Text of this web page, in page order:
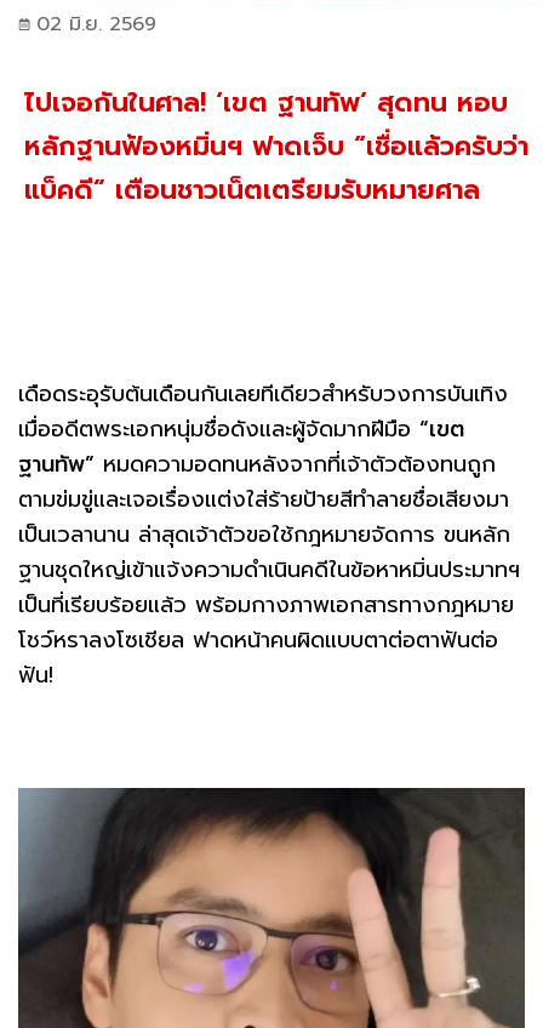
02 มิ.ย. 2569
ไปเจอกันในศาล! ‘เขต ฐานทัพ’ สุดทน หอบ
หลักฐานฟ้องหมิ่นฯ ฟาดเจ็บ “เชื่อแล้วครับว่า
แบ็คดี” เตือนชาวเน็ตเตรียมรับหมายศาล
เดือดระอุรับต้นเดือนกันเลยทีเดียวสำหรับวงการบันเทิง
เมื่ออดีตพระเอกหนุ่มชื่อดังและผู้จัดมากฝีมือ “เขต
ฐานทัพ” หมดความอดทนหลังจากที่เจ้าตัวต้องทนถูก
ตามข่มขู่และเจอเรื่องแต่งใส่ร้ายป้ายสีทำลายชื่อเสียงมา
เป็นเวลานาน ล่าสุดเจ้าตัวขอใช้กฎหมายจัดการ ขนหลัก
ฐานชุดใหญ่เข้าแจ้งความดำเนินคดีในข้อหาหมิ่นประมาทฯ
เป็นที่เรียบร้อยแล้ว พร้อมกางภาพเอกสารทางกฎหมาย
โชว์หราลงโซเชียล ฟาดหน้าคนผิดแบบตาต่อตาฟันต่อ
ฟัน!